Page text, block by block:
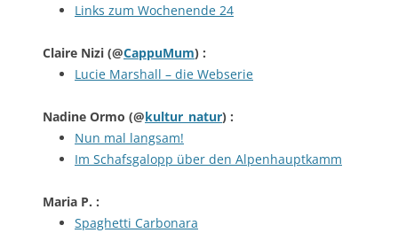
Links zum Wochenende 24
Claire Nizi (@CappuMum) :
Lucie Marshall – die Webserie
Nadine Ormo (@kultur_natur) :
Nun mal langsam!
Im Schafsgalopp über den Alpenhauptkamm
Maria P. :
Spaghetti Carbonara